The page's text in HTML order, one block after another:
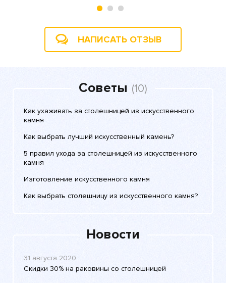
НАПИСАТЬ ОТЗЫВ
Советы (10)
Как ухаживать за столешницей из искусственного
камня
Как выбрать лучший искусственный камень?
5 правил ухода за столешницей из искусственного
камня
Изготовление искусственного камня
Как выбрать столешницу из искусственного камня?
Новости
31 августа 2020
Скидки 30% на раковины со столешницей